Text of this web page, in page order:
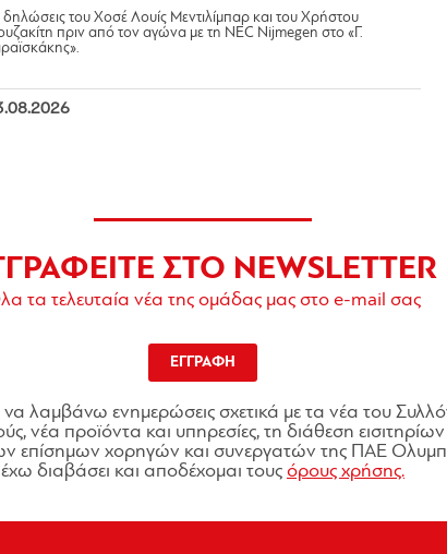
δηλώσεις του Χοσέ Λουίς Μεντιλίμπαρ και του Χρήστου
πριν από τον αγώνα με τη NEC Nijmegen στο «Γ.
ΣΤΟ NEWSLETTER
τα τελευταία νέα της ομάδας μας στο e-mail σας
ΕΓΓΡΑΦΗ
λαμβάνω ενημερώσεις σχετικά με τα νέα του
νέα προϊόντα και υπηρεσίες, τη διάθεση εισιτηρίων
επίσημων χορηγών και συνεργατών της ΠΑΕ
έχω διαβάσει και αποδέχομαι τους όρους χρήσης.